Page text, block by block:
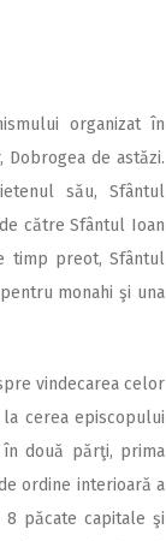
organizat în
Dobrogea de astăzi.
său, Sfântul
către Sfântul Ioan
timp preot, Sfântul
monahi şi una
vindecarea celor
cerea episcopului
în două părţi, prima
ordine interioară a
păcate capitale şi